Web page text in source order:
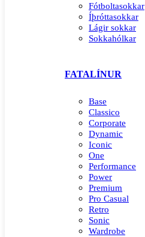
Fótboltasokkar
Íþróttasokkar
Lágir sokkar
Sokkahólkar
FATALÍNUR
Base
Classico
Corporate
Dynamic
Iconic
One
Performance
Power
Premium
Pro Casual
Retro
Sonic
Wardrobe